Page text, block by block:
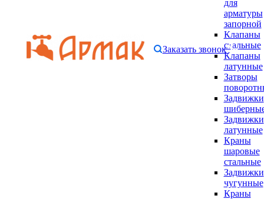
для
арматуры
запорной
Клапаны
стальные
Клапаны
латунные
Затворы
Задвижки
Задвижки
латунные
Краны
шаровые
стальные
Задвижки
чугунные
Краны
Заказать звонок